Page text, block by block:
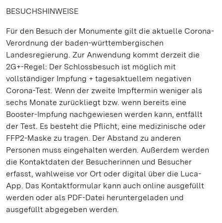
BESUCHSHINWEISE
Für den Besuch der Monumente gilt die aktuelle Corona-
Verordnung der baden-württembergischen
Landesregierung. Zur Anwendung kommt derzeit die
2G+-Regel: Der Schlossbesuch ist möglich mit
vollständiger Impfung + tagesaktuellem negativen
Corona-Test. Wenn der zweite Impftermin weniger als
sechs Monate zurückliegt bzw. wenn bereits eine
Booster-Impfung nachgewiesen werden kann, entfällt
der Test. Es besteht die Pflicht, eine medizinische oder
FFP2-Maske zu tragen. Der Abstand zu anderen
Personen muss eingehalten werden. Außerdem werden
die Kontaktdaten der Besucherinnen und Besucher
erfasst, wahlweise vor Ort oder digital über die Luca-
App. Das Kontaktformular kann auch online ausgefüllt
werden oder als PDF-Datei heruntergeladen und
ausgefüllt abgegeben werden.